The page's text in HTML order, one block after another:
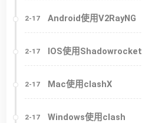
2-17 Android使用V2RayNG
2-17 IOS使用Shadowrocket
2-17 Mac使用clashX
2-17 Windows使用clash